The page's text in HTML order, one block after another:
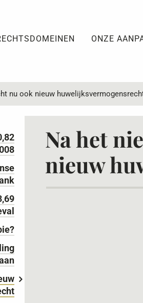
ONZE
nu ook nieuw
Na het
nieuw